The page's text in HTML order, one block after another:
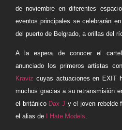
de noviembre en diferentes
eventos principales se celebrarán
del puerto de Belgrado, a orillas del
A la espera de conocer el
anunciado los primeros artistas
Kraviz cuyas actuaciones en EXIT
muchos gracias a su retransmisión
el británico Dax J y el joven rebelde
el alias de
I Hate Models.